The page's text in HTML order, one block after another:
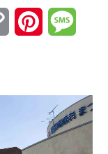
Copy
Link
Pinterest